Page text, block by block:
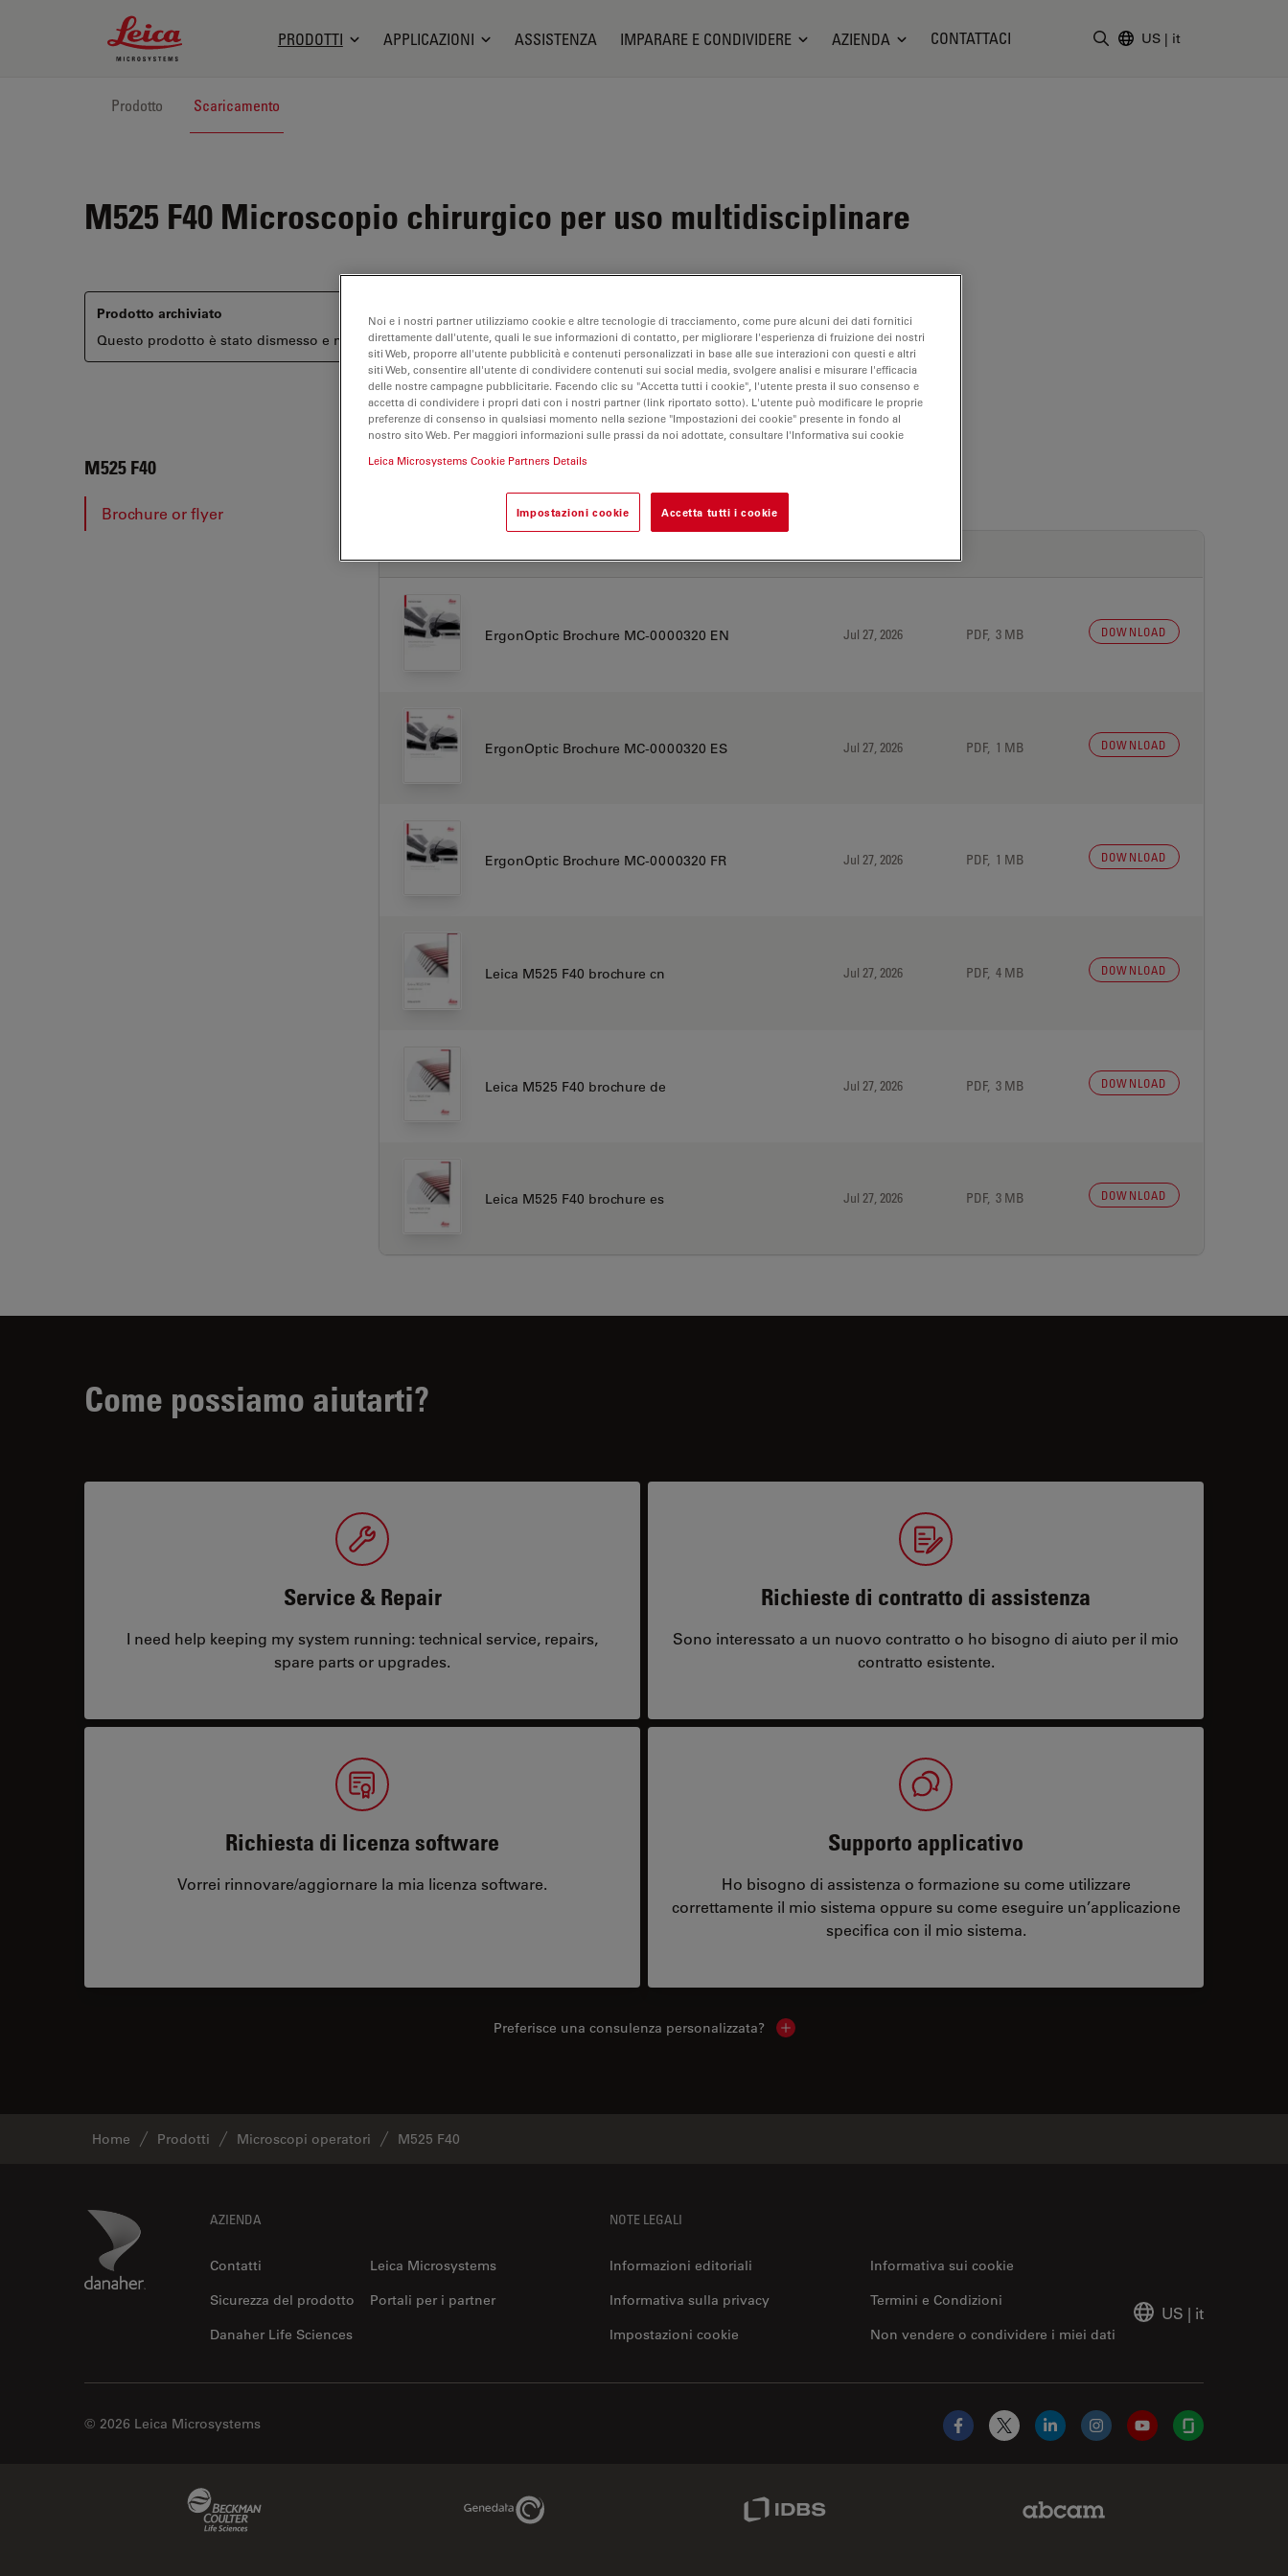
Leica Microsystems Logo
PRODOTTI APPLICAZIONI ASSISTENZA IMPARARE E CONDIVIDERE AZIENDA CONTATTACI US | it
Prodotto Scaricamento
M525 F40 Microscopio chirurgico per uso multidisciplinare
Prodotto archiviato
Questo prodotto è stato dismesso e non è più disponibile. Ci contatti per informazioni su prodotti alternativi recenti.
M525 F40
Brochure or flyer
M525 F40
ErgonOptic Brochure MC-0000320 EN Jul 27, 2026 PDF, 3 MB DOWNLOAD
ErgonOptic Brochure MC-0000320 ES Jul 27, 2026 PDF, 1 MB DOWNLOAD
ErgonOptic Brochure MC-0000320 FR Jul 27, 2026 PDF, 1 MB DOWNLOAD
Leica M525 F40 brochure cn Jul 27, 2026 PDF, 4 MB DOWNLOAD
Leica M525 F40 brochure de Jul 27, 2026 PDF, 3 MB DOWNLOAD
Leica M525 F40 brochure es Jul 27, 2026 PDF, 3 MB DOWNLOAD
Come possiamo aiutarti?
Service & Repair
I need help keeping my system running: technical service, repairs,
spare parts or upgrades.
Richieste di contratto di assistenza
Sono interessato a un nuovo contratto o ho bisogno di aiuto per il mio
contratto esistente.
Richiesta di licenza software
Vorrei rinnovare/aggiornare la mia licenza software.
Supporto applicativo
Ho bisogno di assistenza o formazione su come utilizzare
correttamente il mio sistema oppure su come eseguire un’applicazione
specifica con il mio sistema.
Preferisce una consulenza personalizzata? Show local contacts
Home Prodotti Microscopi operatori M525 F40
Danaher Logo AZIENDA
Contatti
Leica Microsystems
Sicurezza del prodotto
Portali per i partner
Danaher Life Sciences
NOTE LEGALI
Informazioni editoriali
Informativa sui cookie
Informativa sulla privacy
Non vendere o condividere i miei dati
Termini e Condizioni
Impostazioni cookie
US | it
© 2026 Leica Microsystems
Facebook
X LinkedInInstagramYouTubeGlassdoor
Genedata Link
Noi e i nostri partner utilizziamo cookie e altre tecnologie di tracciamento, come pure alcuni dei dati fornitici
direttamente dall'utente, quali le sue informazioni di contatto, per migliorare l'esperienza di fruizione dei nostri
siti Web, proporre all'utente pubblicità e contenuti personalizzati in base alle sue interazioni con questi e altri
siti Web, consentire all'utente di condividere contenuti sui social media, svolgere analisi e misurare l'efficacia
delle nostre campagne pubblicitarie. Facendo clic su "Accetta tutti i cookie", l'utente presta il suo consenso e
accetta di condividere i propri dati con i nostri partner (link riportato sotto). L'utente può modificare le proprie
preferenze di consenso in qualsiasi momento nella sezione "Impostazioni dei cookie" presente in fondo al
nostro sito Web. Per maggiori informazioni sulle prassi da noi adottate, consultare l'Informativa sui cookie
Leica Microsystems Cookie Partners Details
Impostazioni cookie Accetta tutti i cookie